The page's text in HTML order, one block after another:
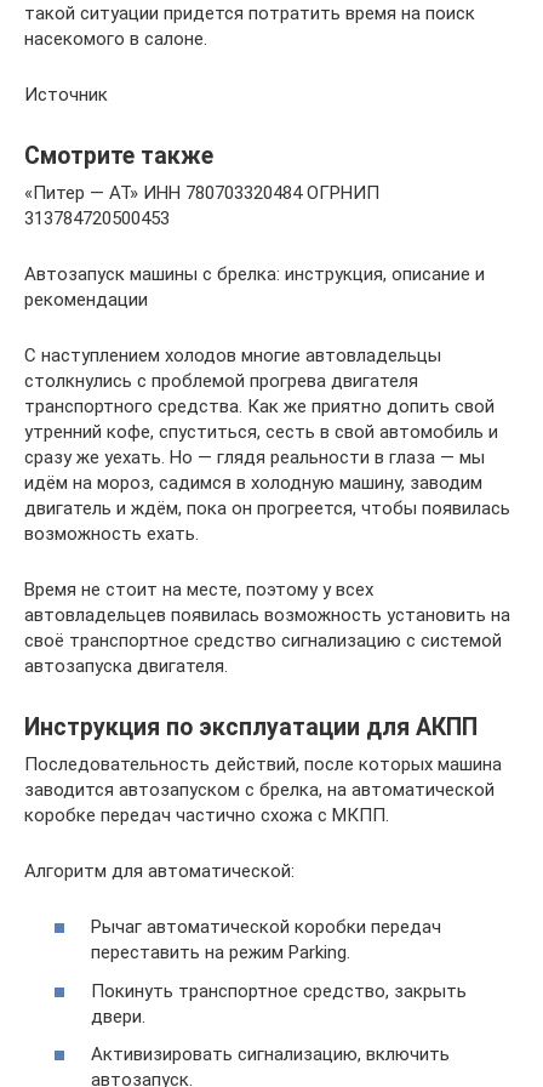
такой ситуации придется потратить время на поиск
насекомого в салоне.
Источник
Смотрите также
«Питер — АТ» ИНН 780703320484 ОГРНИП
313784720500453
Автозапуск машины с брелка: инструкция, описание и
рекомендации
С наступлением холодов многие автовладельцы
столкнулись с проблемой прогрева двигателя
транспортного средства. Как же приятно допить свой
утренний кофе, спуститься, сесть в свой автомобиль и
сразу же уехать. Но — глядя реальности в глаза — мы
идём на мороз, садимся в холодную машину, заводим
двигатель и ждём, пока он прогреется, чтобы появилась
возможность ехать.
Время не стоит на месте, поэтому у всех
автовладельцев появилась возможность установить на
своё транспортное средство сигнализацию с системой
автозапуска двигателя.
Инструкция по эксплуатации для АКПП
Последовательность действий, после которых машина
заводится автозапуском с брелка, на автоматической
коробке передач частично схожа с МКПП.
Алгоритм для автоматической:
Рычаг автоматической коробки передач
переставить на режим Parking.
Покинуть транспортное средство, закрыть
двери.
Активизировать сигнализацию, включить
автозапуск.